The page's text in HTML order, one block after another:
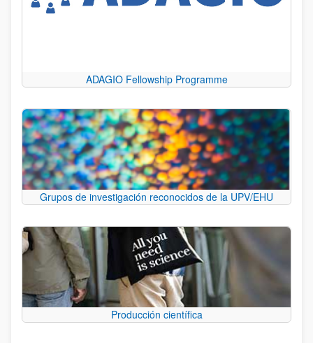
ADAGIO Fellowship Programme
Grupos de investigación reconocidos de la UPV/EHU
Producción científica